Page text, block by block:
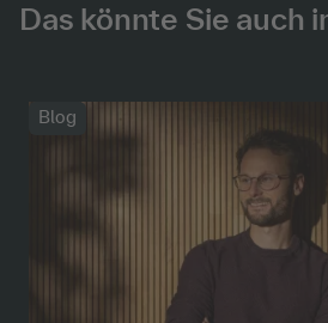
Das könnte Sie auch
Blog